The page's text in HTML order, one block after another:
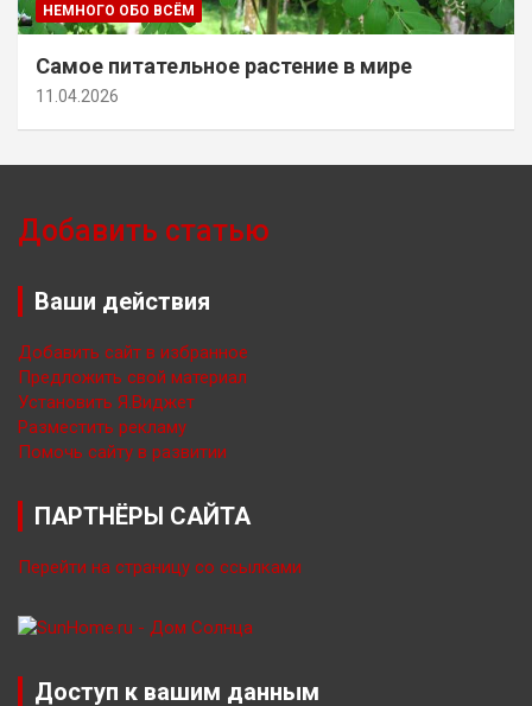
НЕМНОГО ОБО ВСЁМ
Самое питательное растение в мире
11.04.2026
Добавить статью
Ваши действия
Добавить сайт в избранное
Предложить свой материал
Установить Я.Виджет
Разместить рекламу
Помочь сайту в развитии
ПАРТНЁРЫ САЙТА
Перейти на страницу со ссылками
Доступ к вашим данным